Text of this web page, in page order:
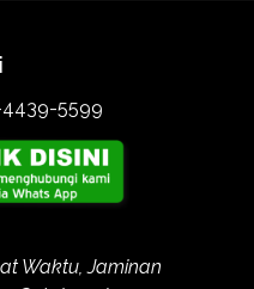
5599
Waktu, Jaminan